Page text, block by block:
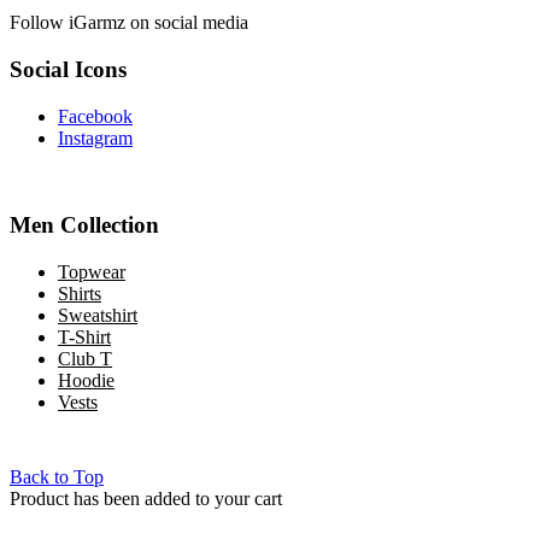
Follow iGarmz on social media
Social Icons
Facebook
Instagram
Men Collection
Topwear
Shirts
Sweatshirt
T-Shirt
Club T
Hoodie
Vests
Back to Top
Product has been added to your cart